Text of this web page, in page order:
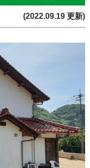
(2022.09.19 更新)